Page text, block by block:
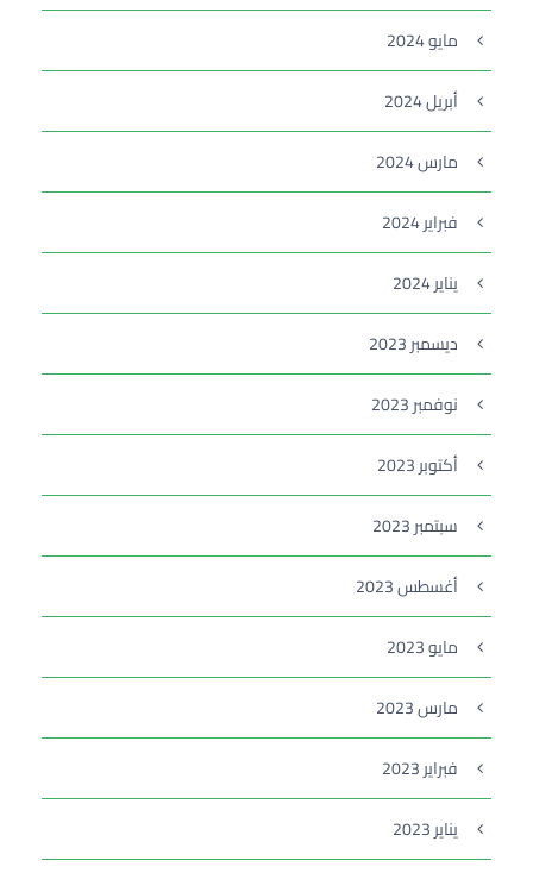
مايو 2024
أبريل 2024
مارس 2024
فبراير 2024
يناير 2024
ديسمبر 2023
نوفمبر 2023
أكتوبر 2023
سبتمبر 2023
أغسطس 2023
مايو 2023
مارس 2023
فبراير 2023
يناير 2023